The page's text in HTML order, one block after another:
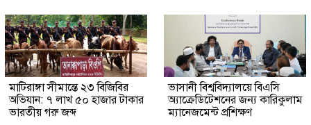
মাটিরাঙ্গা সীমান্তে ২৩ বিজিবির
অভিযান: ৭ লাখ ৫০ হাজার টাকার
ভারতীয় গরু জব্দ
ভাসানী বিশ্ববিদ্যালয়ে বিএসি
অ্যাক্রেডিটেশনের জন্য কারিকুলাম
ম্যানেজমেন্ট প্রশিক্ষণ